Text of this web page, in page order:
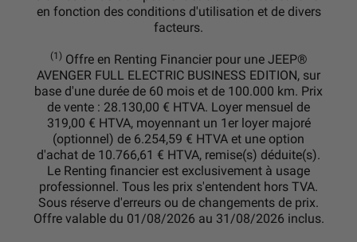
en fonction des conditions d'utilisation et de divers
facteurs.
(1)Offre en Renting Financier pour une JEEP®
AVENGER FULL ELECTRIC BUSINESS EDITION, sur
base d'une durée de 60 mois et de 100.000 km. Prix
de vente : 28.130,00 € HTVA. Loyer mensuel de
319,00 € HTVA, moyennant un 1er loyer majoré
(optionnel) de 6.254,59 € HTVA et une option
d'achat de 10.766,61 € HTVA, remise(s) déduite(s).
Le Renting financier est exclusivement à usage
professionnel. Tous les prix s'entendent hors TVA.
Sous réserve d'erreurs ou de changements de prix.
Offre valable du 01/08/2026 au 31/08/2026 inclus.